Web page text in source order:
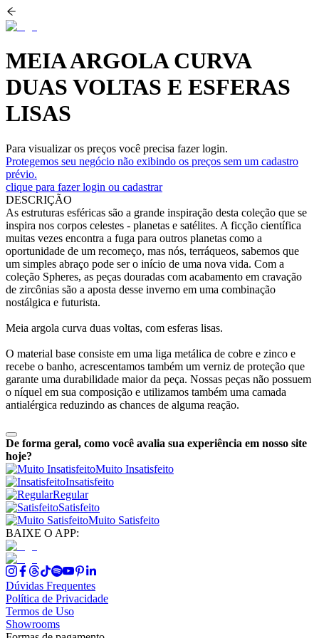
MEIA ARGOLA CURVA
DUAS VOLTAS E ESFERAS
LISAS
Para visualizar os preços você precisa fazer login.
Protegemos seu negócio não exibindo os preços sem um cadastro
prévio.
clique para fazer login ou cadastrar
DESCRIÇÃO
As estruturas esféricas são a grande inspiração desta coleção que se
inspira nos corpos celestes - planetas e satélites. A ficção científica
muitas vezes encontra a fuga para outros planetas como a
oportunidade de um recomeço, mas nós, terráqueos, sabemos que
um simples abraço pode ser o início de uma nova vida. Com a
coleção Spheres, as peças douradas com acabamento em cravação
de zircônias são a aposta desse inverno em uma combinação
nostálgica e futurista.
Meia argola curva duas voltas, com esferas lisas.
O material base consiste em uma liga metálica de cobre e zinco e
recebe o banho, acrescentamos também um verniz de proteção que
garante uma durabilidade maior da peça. Nossas peças não possuem
o níquel em sua composição e utilizamos também uma camada
antialérgica reduzindo as chances de alguma reação.
De forma geral, como você avalia sua experiência em nosso site
hoje?
Muito Insatisfeito
Insatisfeito
Regular
Satisfeito
Muito Satisfeito
BAIXE O APP:
Dúvidas Frequentes
Política de Privacidade
Termos de Uso
Showrooms